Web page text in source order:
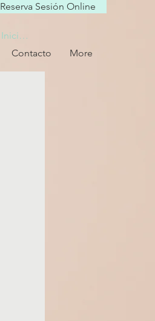
Reserva Sesión Online
Contacto More
Iniciar sesión